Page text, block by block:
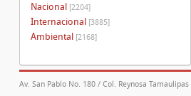
Nacional [2204]
Internacional [3885]
Ambiental [2168]
Av. San Pablo No. 180 / Col. Reynosa